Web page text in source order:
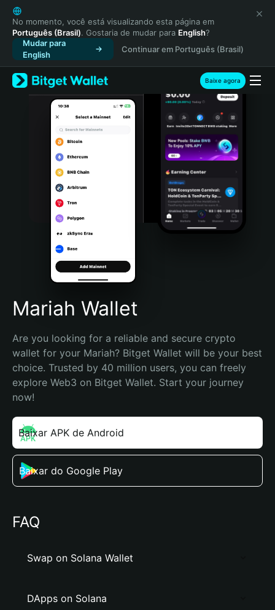
English
日本語
Tiếng Việt
Русский
Español (Latinoamérica)
Türkçe
Italiano
Português (Portugal)
Bahasa Indonesia
Português (Brasil)
Español (Argentina)
No momento, você está visualizando esta página em
Português (Brasil). Gostaria de mudar para English?
Mudar para
English
Continuar em Português (Brasil)
Baixe agora
Mariah Wallet
Are you looking for a reliable and secure crypto
wallet for your Mariah? Bitget Wallet will be your best
choice. Trusted by 40 million users, you can freely
explore Web3 on Bitget Wallet. Start your journey
now!
Baixar APK de Android
Baixar do Google Play
FAQ
Swap on Solana Wallet
DApps on Solana